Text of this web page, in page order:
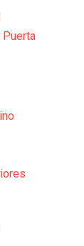
a Sevilla
con el
por